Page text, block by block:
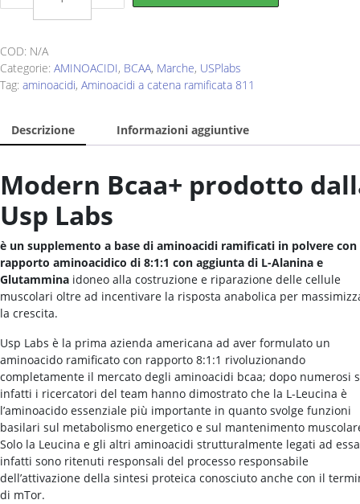
Modern
8.1.1
535gr.
quantity
COD: N/A
Categorie: AMINOACIDI, BCAA, Marche, USPlabs
Tag: aminoacidi, Aminoacidi a catena ramificata 811
Descrizione Informazioni aggiuntive
Modern Bcaa+ prodotto
Usp Labs
è un supplemento a base di aminoacidi ramificati in polvere con
rapporto aminoacidico di 8:1:1 con aggiunta di L-Alanina e
Glutammina idoneo alla costruzione e riparazione delle cellule
muscolari oltre ad incentivare la risposta anabolica per
la crescita.
Usp Labs è la prima azienda americana ad aver formulato un
aminoacido ramificato con rapporto 8:1:1 rivoluzionando
completamente il mercato degli aminoacidi bcaa; dopo numerosi
infatti i ricercatori del team hanno dimostrato che la L-Leucina è
l’aminoacido essenziale più importante in quanto svolge funzioni
basilari sul metabolismo energetico e sul mantenimento
Solo la Leucina e gli altri aminoacidi strutturalmente legati ad essa
infatti sono ritenuti responsali del processo responsabile
dell’attivazione della sintesi proteica conosciuto anche con il
di mTor.